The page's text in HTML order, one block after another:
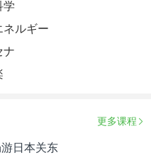
多くあがりました」
影响，10月，绫濑遥
第37届东京国际电影
” は健康そのものだ。
看起来非常健康。
学
ルギー
ナ
更多课程
日本关东